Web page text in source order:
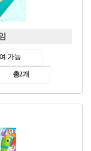
가능
총2개